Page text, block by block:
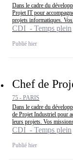
Dans le cadre du
Projet IT pour
projets informatiques. Vos
CDI - Temps plein
Publié hier
Chef de
75 - PARIS
Dans le cadre du
de Projet Industriel pour
leurs projets. Vos
CDI - Temps plein
Publié hier